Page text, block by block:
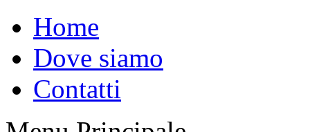
Home
Dove siamo
Contatti